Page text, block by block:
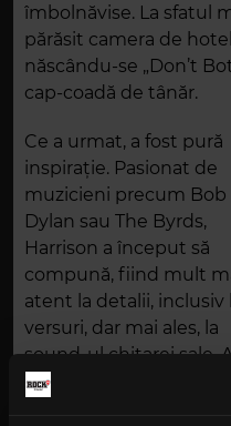
îmbolnăvise. La sfatul
părăsit camera de
născându-se „Don’t
cap-coadă de tânăr.
Ce a urmat, a fost pură
inspirație. Pasionat de
muzicieni precum Bob
Dylan sau The Byrds,
Harrison a început să
compună, fiind mult
atent la detalii, inclusiv
versuri, dar mai ales, la
sound-ul chitarei sale.
ieșit minuni de piese